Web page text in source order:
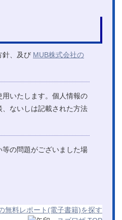
針、及び MUB株式会社の
いたします。個人情報の
ないしは記載された方法
の問題がございました場
無料レポート(電子書籍)を探す